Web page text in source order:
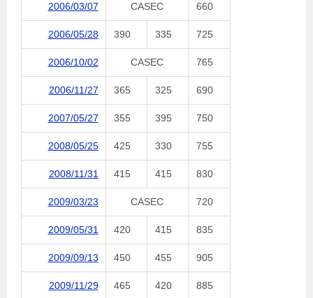
2006/03/07 CASEC 660
2006/05/28 390 335 725
2006/10/02 CASEC 765
2006/11/27 365 325 690
2007/05/27 355 395 750
2008/05/25 425 330 755
2008/11/31 415 415 830
2009/03/23 CASEC 720
2009/05/31 420 415 835
2009/09/13 450 455 905
2009/11/29 465 420 885